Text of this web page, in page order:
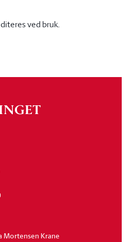
ved bruk.
Mortensen Krane